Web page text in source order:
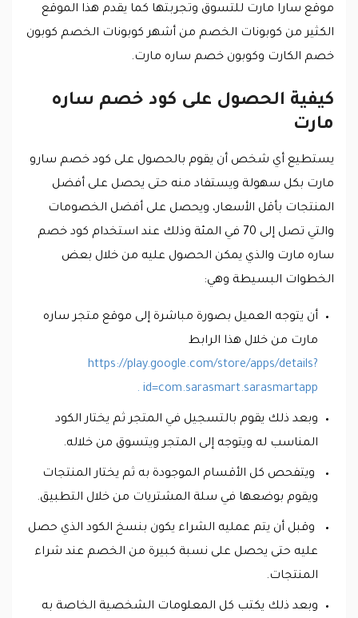
موقع سارا مارت للتسوق وتجربتها كما يقدم هذا الموقع
الكثير من كوبونات الخصم من أشهر كوبونات الخصم كوبون
خصم الكارت وكوبون خصم ساره مارت.
كيفية الحصول على كود خصم ساره
مارت
يستطيع أي شخص أن يقوم بالحصول على كود خصم سارو
مارت بكل سهولة ويستفاد منه حتى يحصل على أفضل
المنتجات بأقل الأسعار، ويحصل على أفضل الخصومات
والتي تصل إلى 70 في المئة وذلك عند استخدام كود خصم
ساره مارت والذي يمكن الحصول عليه من خلال بعض
الخطوات البسيطة وهي:
أن يتوجه العميل بصورة مباشرة إلى موقع متجر ساره
مارت من خلال هذا الرابط
https://play.google.com/store/apps/details?
id=com.sarasmart.sarasmartapp .
وبعد ذلك يقوم بالتسجيل في المتجر ثم يختار الكود
المناسب له ويتوجه إلى المتجر ويتسوق من خلاله.
ويتفحص كل الأقسام الموجودة به ثم يختار المنتجات
ويقوم بوضعها في سلة المشتريات من خلال التطبيق.
وقبل أن يتم عمليه الشراء يكون بنسخ الكود الذي حصل
عليه حتى يحصل على نسبة كبيرة من الخصم عند شراء
المنتجات.
وبعد ذلك يكتب كل المعلومات الشخصية الخاصة به